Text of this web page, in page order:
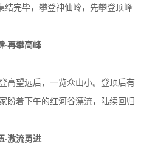
结完毕，攀登神仙岭，先攀登顶峰
·再攀高峰
高望远后，一览众山小。登顶后有
盼着下午的红河谷漂流，陆续回归
·激流勇进